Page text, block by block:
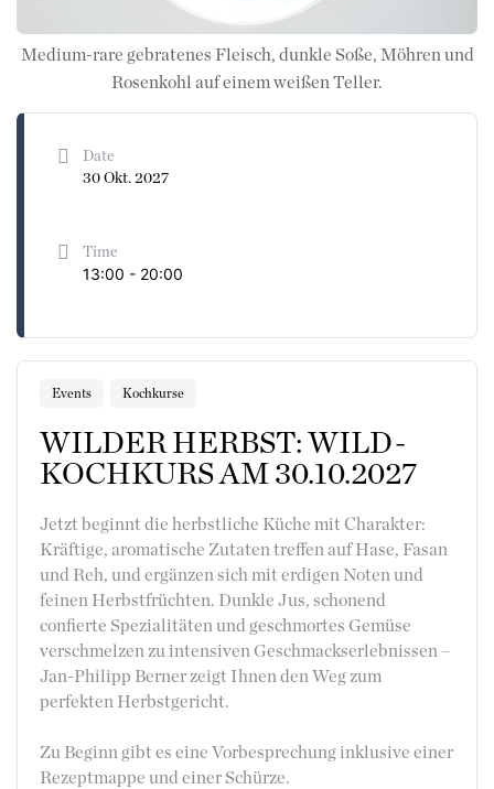
Medium-rare gebratenes Fleisch, dunkle Soße, Möhren und
Rosenkohl auf einem weißen Teller.
Date
30 Okt. 2027
Time
13:00 - 20:00
Events Kochkurse
WILDER HERBST: WILD-
KOCHKURS AM 30.10.2027
Jetzt beginnt die herbstliche Küche mit Charakter:
Kräftige, aromatische Zutaten treffen auf Hase, Fasan
und Reh, und ergänzen sich mit erdigen Noten und
feinen Herbstfrüchten. Dunkle Jus, schonend
confierte Spezialitäten und geschmortes Gemüse
verschmelzen zu intensiven Geschmackserlebnissen –
Jan-Philipp Berner zeigt Ihnen den Weg zum
perfekten Herbstgericht.
Zu Beginn gibt es eine Vorbesprechung inklusive einer
Rezeptmappe und einer Schürze.